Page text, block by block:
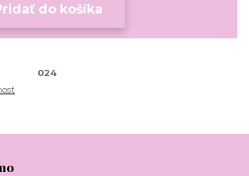
do košíka
024